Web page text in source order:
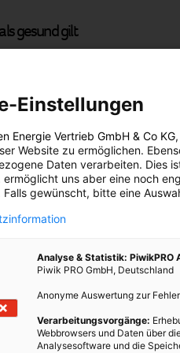
gesund gilt
der mediterranen
Fette zählen zu den
von großer
und tragen zu einer normalen
die Blutfettwerte sowie
Herz profitiert, auch das
Konzentrationsfähigkeit
Abhandlungen
Fische sein, auch
Lieferanten für Omega-§-
Fische mit wenig pflanzlichem
oder frittieren, da
Inhaltsstoffe des Öls
Omega-3-Fettsäuren versorgt
Einstellungen
Energie Vertrieb GmbH & Co KG
Website zu ermöglichen.
Daten verarbeiten. Dies
ermöglicht uns aber eine noch
Falls gewünscht, bitte eine
Analyse & Statistik: PiwikPRO
Piwik PRO GmbH, Deutschland
Anonyme Auswertung zur
Verarbeitungsvorgänge:
Webbrowsers und Daten über
Analysesoftware und die